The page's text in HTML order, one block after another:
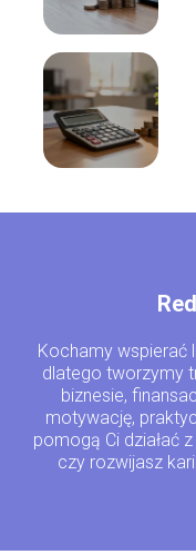
Kochamy wspierać
dlatego tworzymy
biznesie,
motywację,
pomogą Ci działać
czy rozwijasz